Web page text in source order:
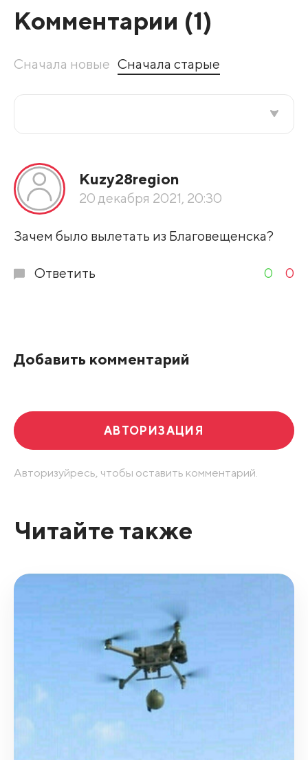
Комментарии (1)
Сначала новые Сначала старые
По рейтингу
Развернуть все
Кuzy28region
20 декабря 2021, 20:30
Зачем было вылетать из Благовещенска?
Ответить 0 0
Добавить комментарий
АВТОРИЗАЦИЯ
Авторизуйресь, чтобы оставить комментарий.
Читайте также